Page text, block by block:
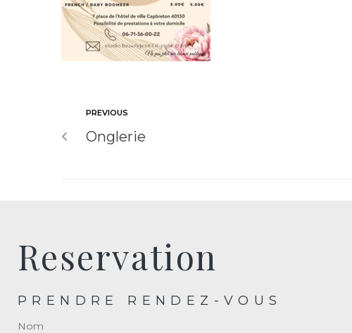
PREVIOUS
Onglerie
Reservation
PRENDRE RENDEZ-VOUS
Nom